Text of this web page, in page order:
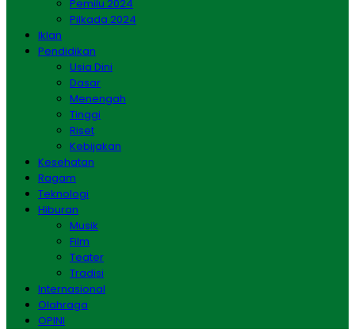
Pemilu 2024
Pilkada 2024
Iklan
Pendidikan
Usia Dini
Dasar
Menengah
Tinggi
Riset
Kebijakan
Kesehatan
Ragam
Teknologi
Hiburan
Musik
Film
Teater
Tradisi
Internasional
Olahraga
OPINI